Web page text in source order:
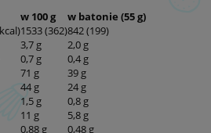
w 100 g
w batonie (55 g)
1533 (362)842 (199)
3,7 g
2,0 g
0,7 g
0,4 g
71 g
39 g
44 g
24 g
1,5 g
0,8 g
11 g
5,8 g
0,88 g
0,48 g